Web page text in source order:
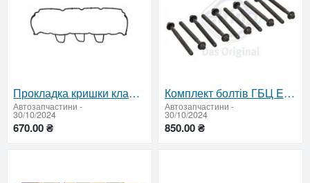
Прокладка кришки клапанів K9K 310.220
Автозапчастини -
30/10/2024
670.00 ₴
Комплект болтів ГБЦ Elring K9K 373.280
Автозапчастини -
30/10/2024
850.00 ₴